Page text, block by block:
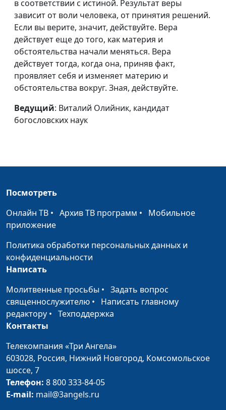
Учимся
благословлять
Виталий Олийник,
кандидат богословских
наук
Сила доброго слова
Виталий Олийник,
кандидат богословских
Многословие
Околословие
Виталий Олийник,
#6
Сквернословие
Виталий Олийник,
Проклятия
Сплетни
Виталий Олийник,
кандидат богословских
Ложь
Виталий Олийник,
кандидат богословских
Значимость слова
в соответствии с истиной. Результат веры
зависит от воли человека, от принятия решений.
Если вы верите, значит, действуйте. Вера
действует еще до того, как материя и
обстоятельства начали меняться. Вера
действует тогда, когда она, приняв факт,
проявляет себя и изменяет материю и
обстоятельства вокруг. Зная, действуйте.
Ведущий: Виталий Олийник, кандидат
богословских наук
Посмотреть
Онлайн ТВ • Архив ТВ программ • Мобильное
приложение
Политика обработки персональных данных и
конфиденциальности
Написать
Молитвенные просьбы • Задать вопрос
священнослужителю • Написать главному
редактору • Техподдержка
Контакты
Телекомпания «Три Ангела»
603028, Россия, Нижний Новгород, Комсомольское
шоссе, 7
Телефон: 8 800 333-84-05
E-mail: mail@3angels.ru